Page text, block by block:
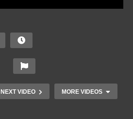
NEXT VIDEO MORE VIDEOS